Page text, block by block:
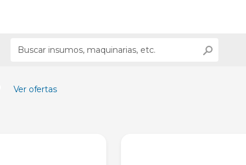
Ver ofertas